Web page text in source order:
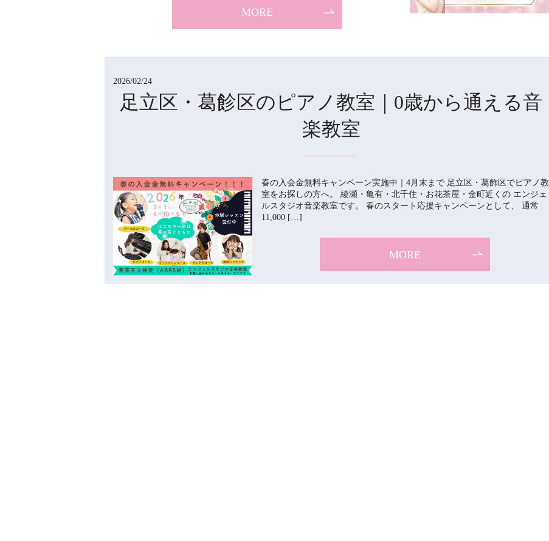
MORE
2026/02/24
足立区・葛飻区のピアノ教室｜0歳から通える音
楽教室
春の入会金無料キャンペーン実施中｜4月末まで 足立区・葛飾区でピアノ教
室をお探しの方へ。 綾瀬・亀有・北千住・お花茶屋・金町近くの エンジェ
ルスタジオ音楽教室です。 春のスタート応援キャンペーンとして、 通常
11,000 […]
MORE